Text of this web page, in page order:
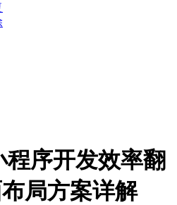
序开发效率翻
局方案详解